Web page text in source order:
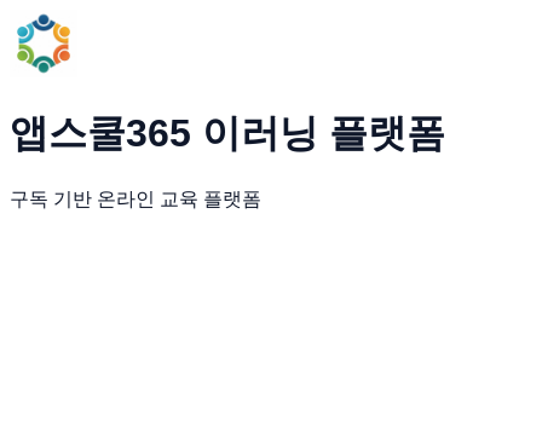
앱스쿨365 이러닝 플랫폼
구독 기반 온라인 교육 플랫폼